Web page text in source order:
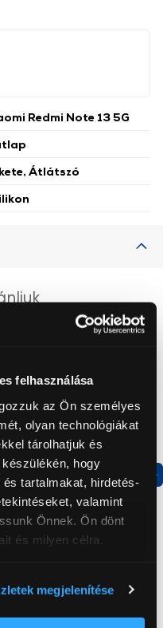
felhasználása
az Ön személyes
olyan technológiákat
tárolhatjuk és
hogy
tartalmakat, hirdetés-
valamint
Önnek. Ön dönt
és milyen célra.
pontossággal
megjelenítése
Redmi Note 13 5G
Átlátszó
Termék adatlap
hűtőszekrény